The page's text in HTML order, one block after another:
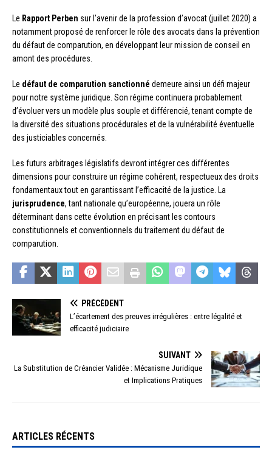
Le Rapport Perben sur l’avenir de la profession d’avocat (juillet 2020) a
notamment proposé de renforcer le rôle des avocats dans la prévention
du défaut de comparution, en développant leur mission de conseil en
amont des procédures.
Le défaut de comparution sanctionné demeure ainsi un défi majeur
pour notre système juridique. Son régime continuera probablement
d’évoluer vers un modèle plus souple et différencié, tenant compte de
la diversité des situations procédurales et de la vulnérabilité éventuelle
des justiciables concernés.
Les futurs arbitrages législatifs devront intégrer ces différentes
dimensions pour construire un régime cohérent, respectueux des droits
fondamentaux tout en garantissant l’efficacité de la justice. La
jurisprudence, tant nationale qu’européenne, jouera un rôle
déterminant dans cette évolution en précisant les contours
constitutionnels et conventionnels du traitement du défaut de
comparution.
PRÉCÉDENT
L’écartement des preuves irrégulières : entre légalité et
efficacité judiciaire
SUIVANT
La Substitution de Créancier Validée : Mécanisme Juridique
et Implications Pratiques
ARTICLES RÉCENTS